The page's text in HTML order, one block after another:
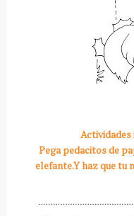
Pega pedacitos de
elefante.Y haz que tu